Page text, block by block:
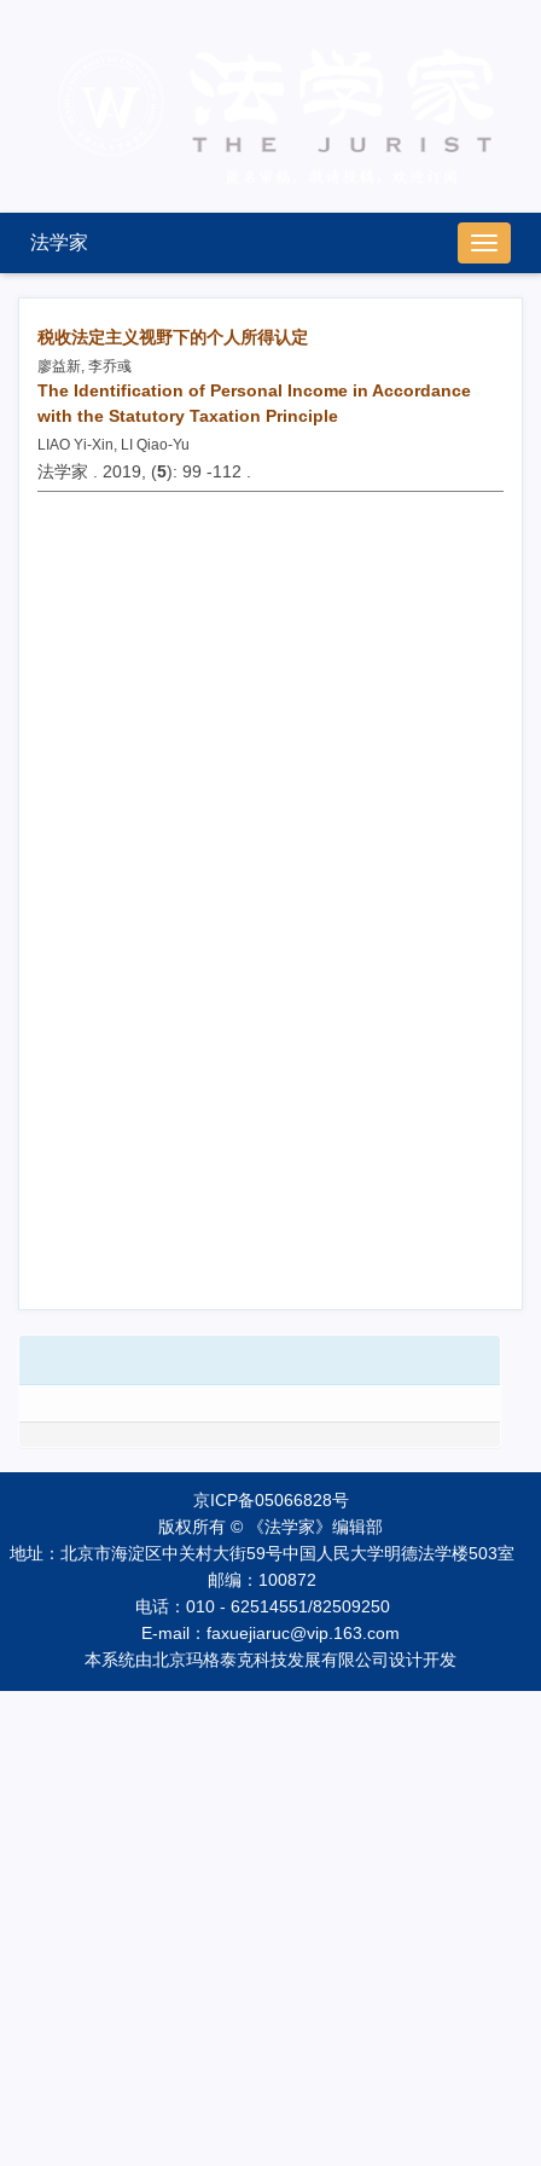
导
航
切
法学家
税收法定主义视野下的个人所得认定
廖益新, 李乔彧
The Identification of Personal Income in Accordance
with the Statutory Taxation Principle
LIAO Yi-Xin, LI Qiao-Yu
法学家 . 2019, (5): 99 -112 .
京ICP备05066828号
版权所有 © 《法学家》编辑部
地址：北京市海淀区中关村大街59号中国人民大学明德法学楼503室
邮编：100872
电话：010 - 62514551/82509250
E-mail：faxuejiaruc@vip.163.com
本系统由北京玛格泰克科技发展有限公司设计开发